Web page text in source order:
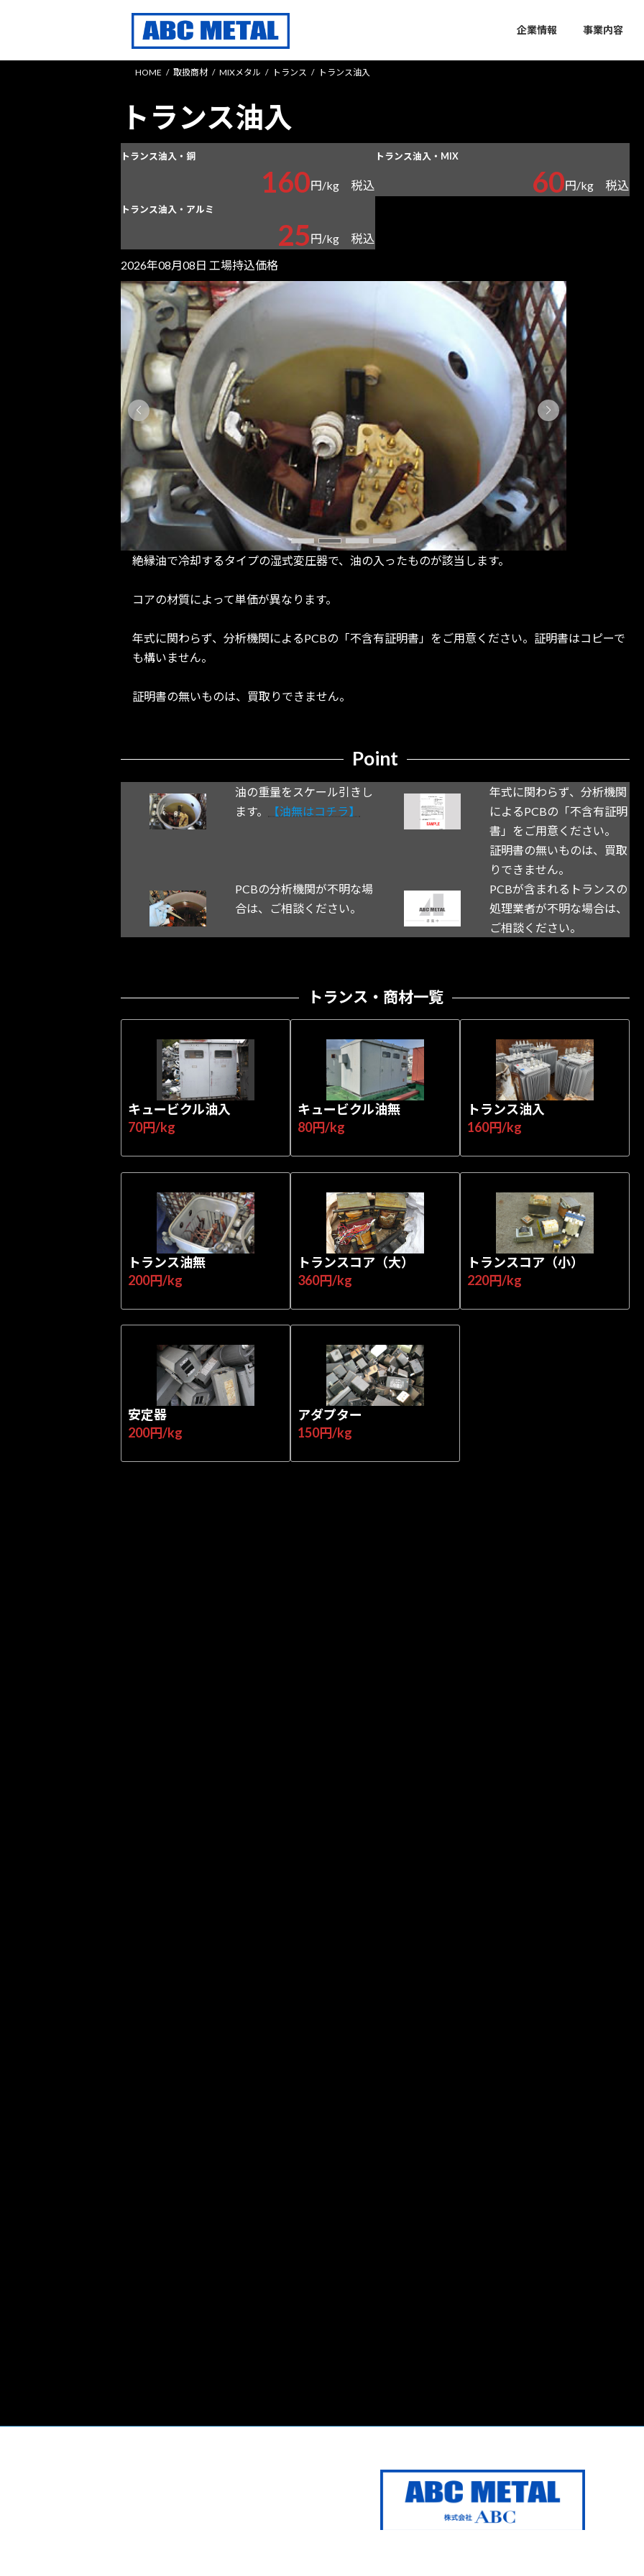
ン
ー
企業情報 事業内容
HOME 取扱商材 MIXメタル トランス トランス油入
トランス油入
トランス油入・銅
160円/kg 税込
トランス油入・MIX
60円/kg 税込
トランス油入・アルミ
25円/kg 税込
2026年08月08日 工場持込価格
絶縁油で冷却するタイプの湿式変圧器で、油の入ったものが該当します。
コアの材質によって単価が異なります。
年式に関わらず、分析機関によるPCBの「不含有証明書」をご用意ください。証明書はコピーで
も構いません。
証明書の無いものは、買取りできません。
Point
油の重量をスケール引きし
ます。
【油無はコチラ】
年式に関わらず、分析機関
によるPCBの「不含有証明
書」をご用意ください。
証明書の無いものは、買取
りできません。
PCBの分析機関が不明な場
合は、ご相談ください。
PCBが含まれるトランスの
処理業者が不明な場合は、
ご相談ください。
トランス・商材一覧
キュービクル油入
70円/kg
キュービクル油無
80円/kg
トランス油入
160円/kg
トランス油無
200円/kg
トランスコア（大）
360円/kg
トランスコア（小）
220円/kg
安定器
200円/kg
アダプター
150円/kg